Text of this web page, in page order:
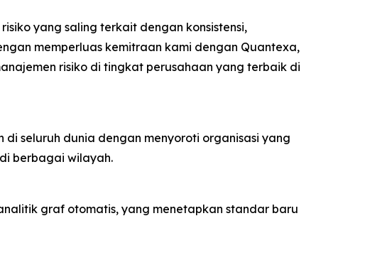
yang saling terkait dengan konsistensi,
memperluas kemitraan kami dengan Quantexa,
risiko di tingkat perusahaan yang terbaik di
seluruh dunia dengan menyoroti organisasi yang
berbagai wilayah.
graf otomatis, yang menetapkan standar baru